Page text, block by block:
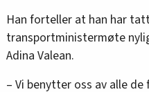
Han forteller at han har
transportministermøte
Adina Valean.
– Vi benytter oss av alle